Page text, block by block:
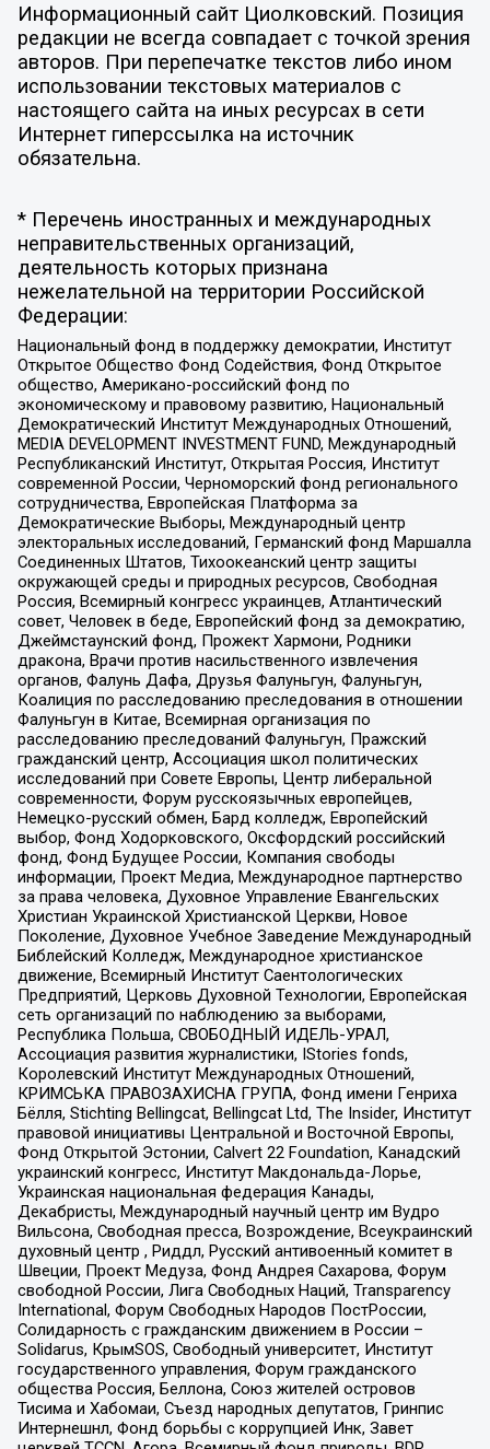
Информационный сайт Циолковский. Позиция
редакции не всегда совпадает с точкой зрения
авторов. При перепечатке текстов либо ином
использовании текстовых материалов с
настоящего сайта на иных ресурсах в сети
Интернет гиперссылка на источник
обязательна.
* Перечень иностранных и международных
неправительственных организаций,
деятельность которых признана
нежелательной на территории Российской
Федерации:
Национальный фонд в поддержку демократии, Институт
Открытое Общество Фонд Содействия, Фонд Открытое
общество, Американо-российский фонд по
экономическому и правовому развитию, Национальный
Демократический Институт Международных Отношений,
MEDIA DEVELOPMENT INVESTMENT FUND, Международный
Республиканский Институт, Открытая Россия, Институт
современной России, Черноморский фонд регионального
сотрудничества, Европейская Платформа за
Демократические Выборы, Международный центр
электоральных исследований, Германский фонд Маршалла
Соединенных Штатов, Тихоокеанский центр защиты
окружающей среды и природных ресурсов, Свободная
Россия, Всемирный конгресс украинцев, Атлантический
совет, Человек в беде, Европейский фонд за демократию,
Джеймстаунский фонд, Прожект Хармони, Родники
дракона, Врачи против насильственного извлечения
органов, Фалунь Дафа, Друзья Фалуньгун, Фалуньгун,
Коалиция по расследованию преследования в отношении
Фалуньгун в Китае, Всемирная организация по
расследованию преследований Фалуньгун, Пражский
гражданский центр, Ассоциация школ политических
исследований при Совете Европы, Центр либеральной
современности, Форум русскоязычных европейцев,
Немецко-русский обмен, Бард колледж, Европейский
выбор, Фонд Ходорковского, Оксфордский российский
фонд, Фонд Будущее России, Компания свободы
информации, Проект Медиа, Международное партнерство
за права человека, Духовное Управление Евангельских
Христиан Украинской Христианской Церкви, Новое
Поколение, Духовное Учебное Заведение Международный
Библейский Колледж, Международное христианское
движение, Всемирный Институт Саентологических
Предприятий, Церковь Духовной Технологии, Европейская
сеть организаций по наблюдению за выборами,
Республика Польша, СВОБОДНЫЙ ИДЕЛЬ-УРАЛ,
Ассоциация развития журналистики, IStories fonds,
Королевский Институт Международных Отношений,
КРИМСЬКА ПРАВОЗАХИСНА ГРУПА, Фонд имени Генриха
Бёлля, Stichting Bellingcat, Bellingcat Ltd, The Insider, Институт
правовой инициативы Центральной и Восточной Европы,
Фонд Открытой Эстонии, Calvert 22 Foundation, Канадский
украинский конгресс, Институт Макдональда-Лорье,
Украинская национальная федерация Канады,
Декабристы, Международный научный центр им Вудро
Вильсона, Свободная пресса, Возрождение, Всеукраинский
духовный центр , Риддл, Русский антивоенный комитет в
Швеции, Проект Медуза, Фонд Андрея Сахарова, Форум
свободной России, Лига Свободных Наций, Transparеncy
International, Форум Свободных Народов ПостРоссии,
Солидарность с гражданским движением в России –
Solidarus, КрымSOS, Свободный университет, Институт
государственного управления, Форум гражданского
общества Россия, Беллона, Союз жителей островов
Тисима и Хабомаи, Съезд народных депутатов, Гринпис
Интернешнл, Фонд борьбы с коррупцией Инк, Завет